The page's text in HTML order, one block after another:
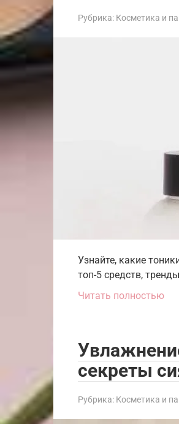
Рубрика: Косметика и
Узнайте, какие
топ-5 средств,
Читать полностью
секреты
Рубрика: Косметика и